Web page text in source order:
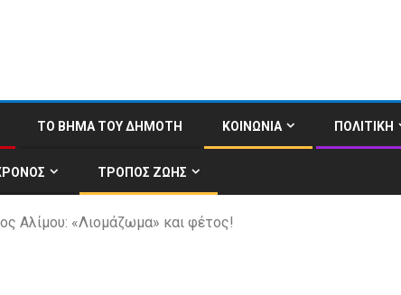
ΤΟ ΒΗΜΑ ΤΟΥ ΔΗΜΟΤΗ ΚΟΙΝΩΝΙΑ ΠΟΛΙΤΙΚΗ
ΤΡΟΠΟΣ ΖΩΗΣ
Αλίμου: «Λιομάζωμα» και φέτος!